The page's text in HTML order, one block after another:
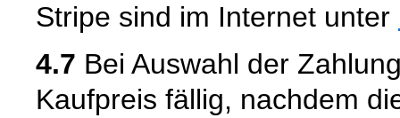
Stripe sind im Internet unter
4.7 Bei Auswahl der
Kaufpreis fällig, nachdem